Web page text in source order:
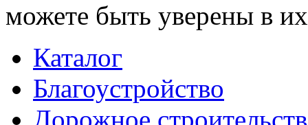
можете быть уверены в их
Каталог
Благоустройство